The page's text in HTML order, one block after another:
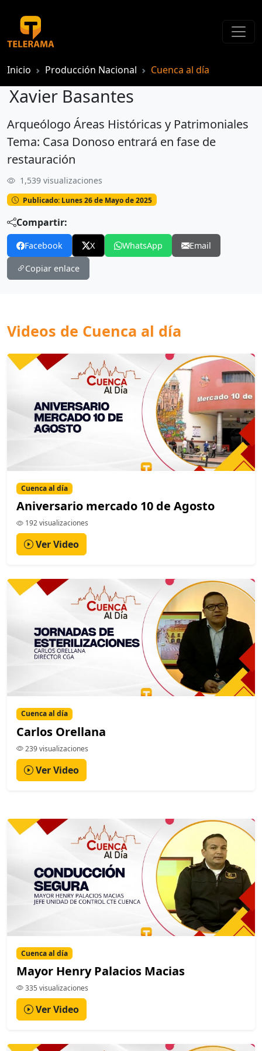
Inicio Producción Nacional Cuenca al día
Xavier Basantes
Xavier Basantes
Arqueólogo Áreas Históricas y Patrimoniales
Tema: Casa Donoso entrará en fase de
restauración
1,539 visualizaciones
Publicado: Lunes 26 de Mayo de 2025
Compartir:
Facebook X WhatsApp Email
Copiar enlace
Videos de Cuenca al día
Cuenca al día
Aniversario mercado 10 de Agosto
192 visualizaciones
Ver Video
Cuenca al día
Carlos Orellana
239 visualizaciones
Ver Video
Cuenca al día
Mayor Henry Palacios Macias
335 visualizaciones
Ver Video